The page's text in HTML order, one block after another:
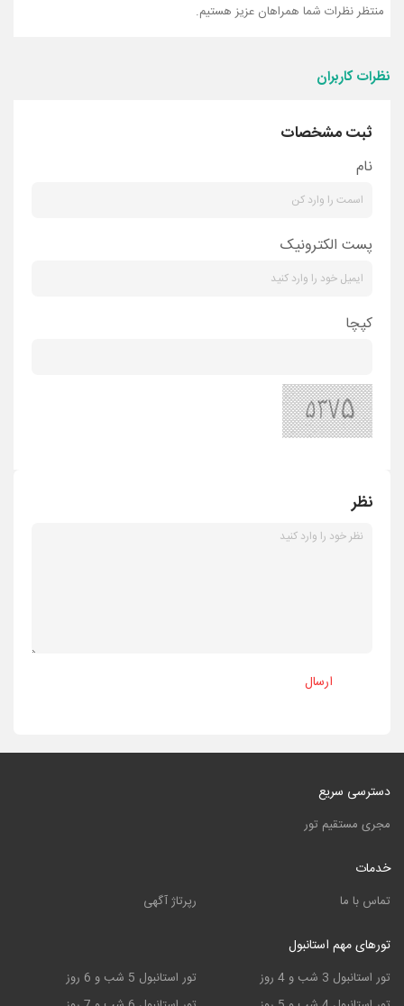
منتظر نظرات شما همراهان عزیز هستیم.
نظرات کاربران
ثبت مشخصات
نام
پست الکترونیک
کپچا
نظر
ارسال
دسترسی سریع
مجری مستقیم تور
خدمات
تماس با ما رپرتاژ آگهی
تورهای مهم استانبول
تور استانبول 3 شب و 4 روز
تور استانبول 5 شب و 6 روز